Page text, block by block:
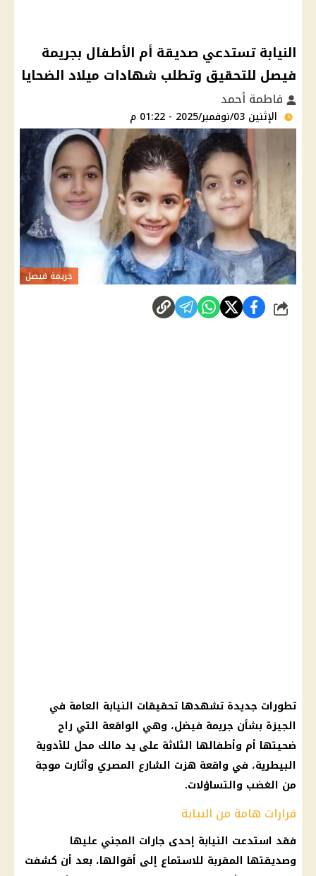
النيابة تستدعي صديقة أم الأطفال بجريمة
فيصل للتحقيق وتطلب شهادات ميلاد الضحايا
فاطمة أحمد
الإثنين 03/نوفمبر/2025 - 01:22 م
جريمة فيصل
شارك
تطورات جديدة تشهدها تحقيقات النيابة العامة في
الجيزة بشأن جريمة فيضل، وهي الواقعة التي راح
ضحيتها أم وأطفالها الثلاثة على يد مالك محل للأدوية
البيطرية، في واقعة هزت الشارع المصري وأثارت موجة
من الغضب والتساؤلات.
قرارات هامة من النيابة
فقد استدعت النيابة إحدى جارات المجني عليها
وصديقتها المقربة للاستماع إلى أقوالها، بعد أن كشفت